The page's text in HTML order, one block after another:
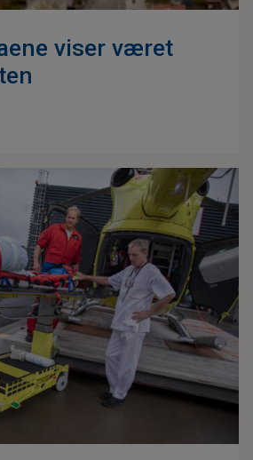
viser været